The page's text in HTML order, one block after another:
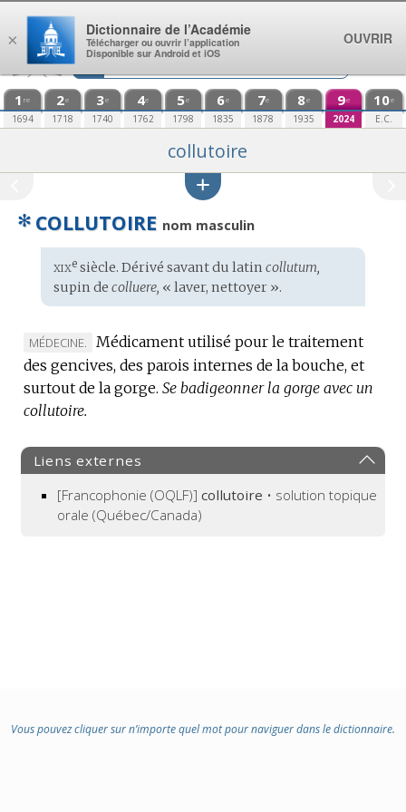
Aller au contenu
1 re
1694
2e
1718
3e
1740
4e
1762
5e
1798
6e
1835
7e
1878
8e
1935
9e
2024
10e
E.C.
collutoire
✻ COLLUTOIRE nom masculin
Étymologie
:
xixesiècle. Dérivé savant du latin collutum,
supin de colluere, « laver, nettoyer ».
MARQUE
DE
DOMAINE
:
MÉDECINE.
Médicament utilisé pour le traitement
des gencives, des parois internes de la bouche, et
surtout de la gorge. Se badigeonner la gorge avec un
collutoire.
Liens externes
[Francophonie (OQLF)] collutoire • solution topique
orale (Québec/Canada)
Vous pouvez cliquer sur n’importe quel mot pour naviguer dans le dictionnaire.
×
Dictionnaire de l’Académie
Télécharger ou ouvrir l’application
Disponible sur Android et iOS
OUVRIR